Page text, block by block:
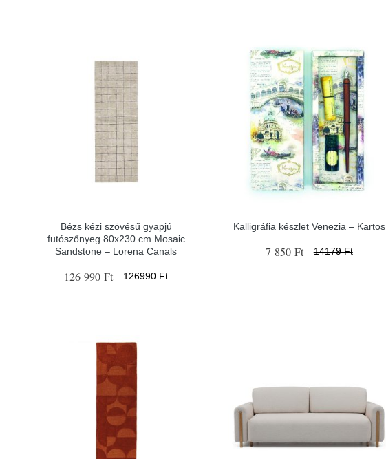
Bézs kézi szövésű gyapjú
futószőnyeg 80x230 cm Mosaic
Sandstone – Lorena Canals
126 990 Ft 126990 Ft
Kalligráfia készlet Venezia – Kartos
7 850 Ft 14179 Ft